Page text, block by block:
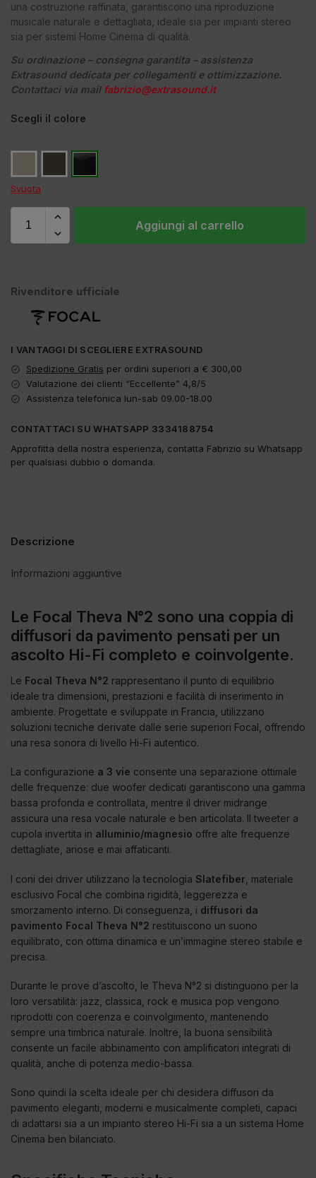
una costruzione raffinata, garantiscono una riproduzione
musicale naturale e dettagliata, ideale sia per impianti stereo
sia per sistemi Home Cinema di qualità.
Su ordinazione – consegna garantita – assistenza
Extrasound dedicata per collegamenti e ottimizzazione.
Contattaci via mail fabrizio@extrasound.it
Scegli il colore
Svuota
Aggiungi al carrello
Rivenditore ufficiale
I VANTAGGI DI SCEGLIERE EXTRASOUND
Spedizione Gratis per ordini superiori a € 300,00
Valutazione dei clienti “Eccellente” 4,8/5
Assistenza telefonica lun-sab 09.00-18.00
CONTATTACI SU WHATSAPP 3334188754
Approfitta della nostra esperienza, contatta Fabrizio su Whatsapp
per qualsiasi dubbio o domanda.
Descrizione
Informazioni aggiuntive
Le Focal Theva N°2 sono una coppia di
diffusori da pavimento pensati per un
ascolto Hi-Fi completo e coinvolgente.
Le Focal Theva N°2 rappresentano il punto di equilibrio
ideale tra dimensioni, prestazioni e facilità di inserimento in
ambiente. Progettate e sviluppate in Francia, utilizzano
soluzioni tecniche derivate dalle serie superiori Focal, offrendo
una resa sonora di livello Hi-Fi autentico.
La configurazione a 3 vie consente una separazione ottimale
delle frequenze: due woofer dedicati garantiscono una gamma
bassa profonda e controllata, mentre il driver midrange
assicura una resa vocale naturale e ben articolata. Il tweeter a
cupola invertita in alluminio/magnesio offre alte frequenze
dettagliate, ariose e mai affaticanti.
I coni dei driver utilizzano la tecnologia Slatefiber , materiale
esclusivo Focal che combina rigidità, leggerezza e
smorzamento interno. Di conseguenza, i diffusori da
pavimento Focal Theva N°2 restituiscono un suono
equilibrato, con ottima dinamica e un’immagine stereo stabile e
precisa.
Durante le prove d’ascolto, le Theva N°2 si distinguono per la
loro versatilità: jazz, classica, rock e musica pop vengono
riprodotti con coerenza e coinvolgimento, mantenendo
sempre una timbrica naturale. Inoltre, la buona sensibilità
consente un facile abbinamento con amplificatori integrati di
qualità, anche di potenza medio-bassa.
Sono quindi la scelta ideale per chi desidera diffusori da
pavimento eleganti, moderni e musicalmente completi, capaci
di adattarsi sia a un impianto stereo Hi-Fi sia a un sistema Home
Cinema ben bilanciato.